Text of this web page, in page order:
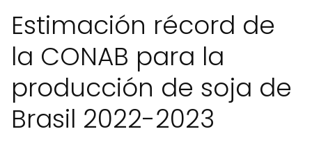
Estimación récord de
la CONAB para la
producción de soja de
Brasil 2022-2023